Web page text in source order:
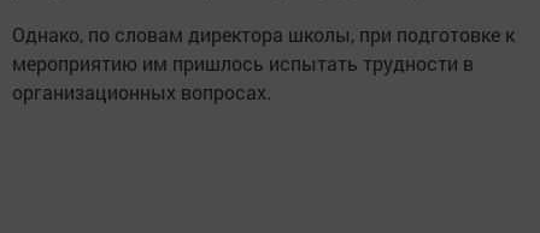
Однако, по словам директора школы, при подготовке к
мероприятию им пришлось испытать трудности в
организационных вопросах.